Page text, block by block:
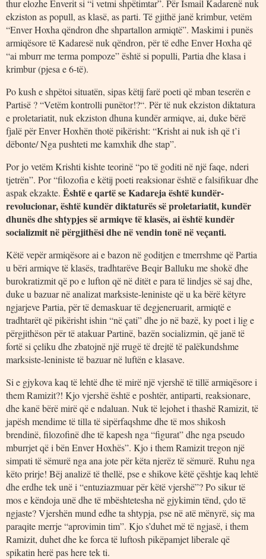
thur elozhe Enverit si “i vetmi shpëtimtar”. Për Ismail Kadarenë nuk
ekziston as popull, as klasë, as parti. Të gjithë janë krimbur, vetëm
“Enver Hoxha qëndron dhe shpartallon armiqtë”. Maskimi i punës
armiqësore të Kadaresë nuk qëndron, për të edhe Enver Hoxha që
“ai mburr me terma pompoze” është si populli, Partia dhe klasa i
krimbur (pjesa e 6-të).
Po kush e shpëtoi situatën, sipas këtij farë poeti që mban teserën e
Partisë ? “Vetëm kontrolli punëtor!?“. Për të nuk ekziston diktatura
e proletariatit, nuk ekziston dhuna kundër armiqve, ai, duke bërë
fjalë për Enver Hoxhën thotë pikërisht: “Krisht ai nuk ish që t’i
dëbonte/ Nga pushteti me kamxhik dhe stap”.
Por jo vetëm Krishti kishte teorinë “po të goditi në një faqe, nderi
tjetrën”. Por “filozofia e këtij poeti reaksionar është e falsifikuar dhe
aspak ekzakte. Është e qartë se Kadareja është kundër-
revolucionar, është kundër diktaturës së proletariatit, kundër
dhunës dhe shtypjes së armiqve të klasës, ai është kundër
socializmit në përgjithësi dhe në vendin tonë në veçanti.
Këtë vepër armiqësore ai e bazon në goditjen e tmerrshme që Partia
u bëri armiqve të klasës, tradhtarëve Beqir Balluku me shokë dhe
burokratizmit që po e lufton që në ditët e para të lindjes së saj dhe,
duke u bazuar në analizat marksiste-leniniste që u ka bërë këtyre
ngjarjeve Partia, për të demaskuar të degjeneruarit, armiqtë e
tradhtarët që pikërisht ishin “në çati” dhe jo në bazë, ky poet i lig e
përgjithëson për të atakuar Partinë, bazën socializmin, që janë të
fortë si çeliku dhe zbatojnë një rrugë të drejtë të palëkundshme
marksiste-leniniste të bazuar në luftën e klasave.
Si e gjykova kaq të lehtë dhe të mirë një vjershë të tillë armiqësore i
them Ramizit?! Kjo vjershë është e poshtër, antiparti, reaksionare,
dhe kanë bërë mirë që e ndaluan. Nuk të lejohet i thashë Ramizit, të
japësh mendime të tilla të sipërfaqshme dhe të mos shikosh
brendinë, filozofinë dhe të kapesh nga “figurat” dhe nga pseudo
mburrjet që i bën Enver Hoxhës”. Kjo i them Ramizit tregon një
simpati të sëmurë nga ana jote për këta njerëz të sëmurë. Ruhu nga
këto prirje! Bëj analizë të thellë, pse e shikove këtë çështje kaq lehtë
dhe erdhe tek unë i “entuziazmuar për këtë vjershë”? Po sikur të
mos e këndoja unë dhe të mbështetesha në gjykimin tënd, çdo të
ngjaste? Vjershën mund edhe ta shtypja, pse në atë mënyrë, siç ma
paraqite merrje “aprovimin tim”. Kjo s’duhet më të ngjasë, i them
Ramizit, duhet dhe ke forca të luftosh pikëpamjet liberale që
spikatin herë pas here tek ti.